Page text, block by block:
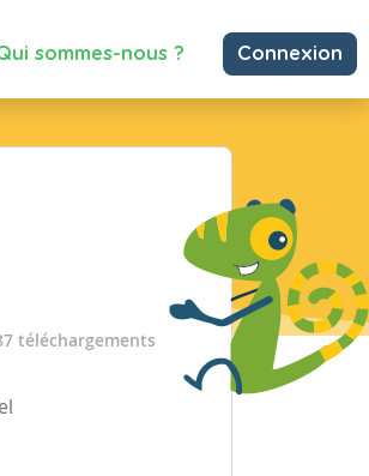
sommes-nous ? Connexion
téléchargements